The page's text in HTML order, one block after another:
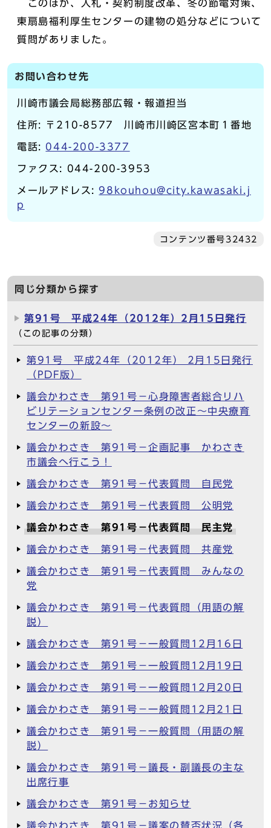
このほか、入札・契約制度改革、冬の節電対策、
東扇島福利厚生センターの建物の処分などについて
質問がありました。
お問い合わせ先
川崎市議会局総務部広報・報道担当
住所: 〒210-8577 川崎市川崎区宮本町１番地
電話: 044-200-3377
ファクス: 044-200-3953
メールアドレス:98kouhou@city.kawasaki.j
p
コンテンツ番号32432
同じ分類から探す
第91号 平成24年（2012年）2月15日発行
（この記事の分類）
第91号 平成24年（2012年） 2月15日発行
（PDF版）
議会かわさき 第91号－心身障害者総合リハ
ビリテーションセンター条例の改正～中央療育
センターの新設～
議会かわさき 第91号－企画記事 かわさき
市議会へ行こう！
議会かわさき 第91号－代表質問 自民党
議会かわさき 第91号－代表質問 公明党
議会かわさき 第91号－代表質問 民主党
議会かわさき 第91号－代表質問 共産党
議会かわさき 第91号－代表質問 みんなの
党
議会かわさき 第91号－代表質問（用語の解
説）
議会かわさき 第91号－一般質問12月16日
議会かわさき 第91号－一般質問12月19日
議会かわさき 第91号－一般質問12月20日
議会かわさき 第91号－一般質問12月21日
議会かわさき 第91号－一般質問（用語の解
説）
議会かわさき 第91号－議長・副議長の主な
出席行事
議会かわさき 第91号－お知らせ
議会かわさき 第91号－議案の賛否状況（各